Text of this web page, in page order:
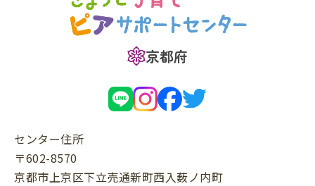
京都府
センター住所
〒602-8570
京都市上京区下立売通新町西入薮ノ内町